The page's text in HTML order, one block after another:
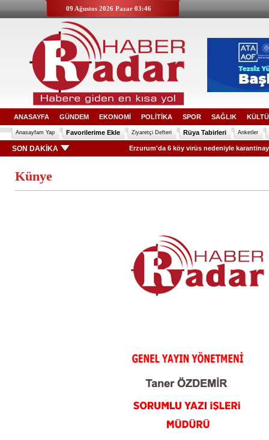
09 Ağustos 2026 Pazar 03:46
ANASAYFA GÜNDEM EKONOMİ POLİTİKA SPOR SAĞLIK
Anasayfam Yap Favorilerime Ekle Ziyaretçi Defteri Rüya Tabirleri Anketler
SON DAKİKA Erzurum'da 6 köy virüs nedeniyle karantinaya alındı
Künye